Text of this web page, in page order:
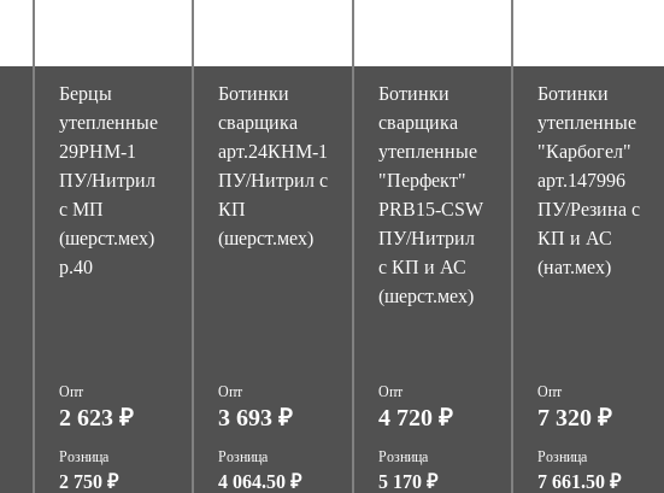
Берцы
утепленные
29РНМ-1
ПУ/Нитрил
с МП
(шерст.мех)
р.40
Опт
2 623 ₽
Розница
2 750 ₽
Ботинки
сварщика
арт.24КНМ-1
ПУ/Нитрил с
КП
(шерст.мех)
Опт
3 693 ₽
Розница
4 064.50 ₽
Ботинки
сварщика
утепленные
"Перфект"
PRB15-CSW
ПУ/Нитрил
с КП и АС
(шерст.мех)
Опт
4 720 ₽
Розница
5 170 ₽
Ботинки
утепленные
"Карбогел"
арт.147996
ПУ/Резина с
КП и АС
(нат.мех)
Опт
7 320 ₽
Розница
7 661.50 ₽